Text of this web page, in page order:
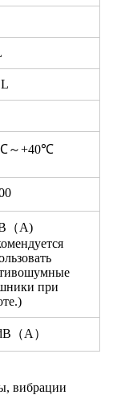
～+40℃
（A)
при
（A）
вибрации